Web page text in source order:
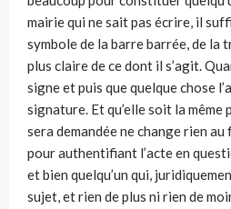
mairie qui ne sait pas écrire, il
symbole de la barre barrée, de la
plus claire de ce dont il s’agit.
signe et puis que quelque chose
signature. Et qu’elle soit la même
sera demandée ne change rien
pour authentifiant l’acte en
et bien quelqu’un qui,
sujet, et rien de plus ni rien de